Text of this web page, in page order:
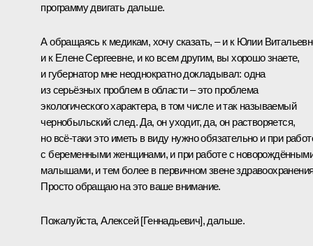
программу двигать дальше.
А обращаясь к медикам, хочу сказать, – и к Юлии
и к Елене Сергеевне, и ко всем другим, вы хорошо знаете,
и губернатор мне неоднократно докладывал: одна
из серьёзных проблем в области – это проблема
экологического характера, в том числе и так называемый
чернобыльский след. Да, он уходит, да, он растворяется,
но всё-таки это иметь в виду нужно обязательно и при
с беременными женщинами, и при работе с
малышами, и тем более в первичном звене
Просто обращаю на это ваше внимание.
Пожалуйста, Алексей [Геннадьевич], дальше.